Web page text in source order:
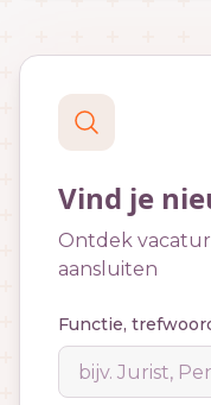
Vind je
Ontdek
aansluiten
Functie,